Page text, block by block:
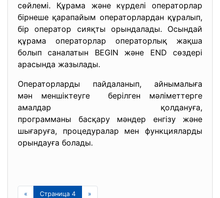
сөйлемі. Құрама және күрделі операторлар
бірнеше қарапайым операторлардан құралып,
бір оператор сияқты орындалады. Осындай
құрама операторлар операторлық жақша
болып саналатын BEGIN және END сөздері
арасында жазылады.
Операторларды пайдаланып, айнымалыға
мән меншіктеуге берілген мәліметтерге
амалдар қолдануға,
программаны басқару мәндер енгізу және
шығаруға, процедуралар мен функцияларды
орындауға болады.
« Страница 4 »